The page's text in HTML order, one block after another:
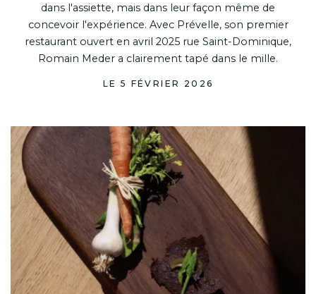
dans l'assiette, mais dans leur façon même de
concevoir l'expérience. Avec Prévelle, son premier
restaurant ouvert en avril 2025 rue Saint-Dominique,
Romain Meder a clairement tapé dans le mille.
LE 5 FÉVRIER 2026